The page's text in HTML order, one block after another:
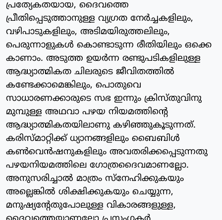
പ്രത്യേകതയായ, ദൈവത്തെ
പ്രീതിപ്പെടുത്താനുള്ള വ്യഗ്രത നേര്‍ച്ചകളിലും,
വഴിപാടുകളിലും, അടിമയിരുത്തലിലും,
പെരുന്നാളുകള്‍ കൊണ്ടാടുന്ന രീതിയിലും ഒക്കെ
കാണാം. അടുത്ത ഉയര്‍ന്ന രണ്ടുപടികളിലുള്ള
ആദ്ധ്യാത്മികത ചിലരുടെ ജീവിതത്തില്‍
കണ്ടേക്കാമെങ്കിലും, പൊതുവെ
സാധാരണക്കാരുടെ സഭ ഇന്നും ക്രിസ്തുവിനു
മുമ്പുള്ള അഥവാ പഴയ നിയമത്തിന്റെ
ആദ്ധ്യാത്മികതയിലാണു കഴിഞ്ഞുകൂടുന്നത്.
കരിസ്മാറ്റിക്ക് ധ്യാനങ്ങളിലും ബൈബിള്‍
കണ്‍വെന്‍ഷനുകളിലും അവതരിക്കപ്പെടുന്നതു
പഴയനിയമത്തിലെ ഗോത്രദൈവമാണല്ലോ.
അനുസരിച്ചാല്‍ മാത്രം സ്‌നേഹിക്കുകയും
അല്ലെങ്കില്‍ ശിക്ഷിക്കുകയും ചെയ്യുന്ന,
മനുഷ്യന്റേതുപോലുള്ള വികാരങ്ങളുള്ള,